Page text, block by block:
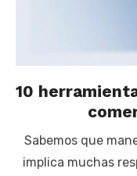
10
Sabemos que
implica muchas